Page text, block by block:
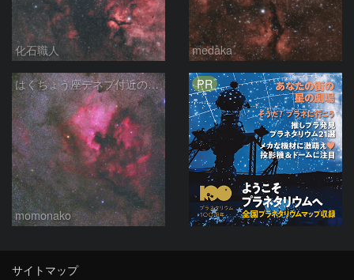
化石職人 medaka
はくちょう座デネブ付近の空域 260720
momonako
PR
サイトマップ